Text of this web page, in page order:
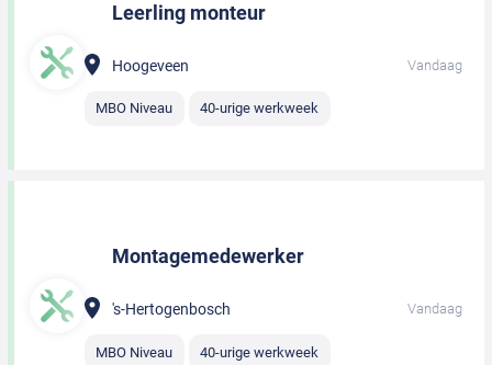
Leerling monteur
Hoogeveen Vandaag
MBO Niveau 40-urige werkweek
Montagemedewerker
's-Hertogenbosch Vandaag
MBO Niveau 40-urige werkweek